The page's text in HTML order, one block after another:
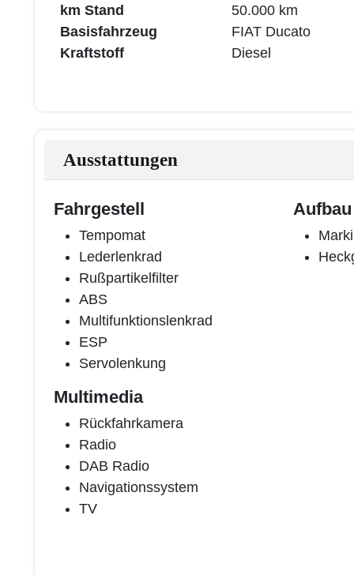
km Stand
50.000 km
Basisfahrzeug
FIAT Ducato
Kraftstoff
Diesel
Ausstattungen
Fahrgestell
Tempomat
Lederlenkrad
Rußpartikelfilter
ABS
Multifunktionslenkrad
ESP
Servolenkung
Aufbau
Multimedia
Rückfahrkamera
Radio
DAB Radio
Navigationssystem
TV